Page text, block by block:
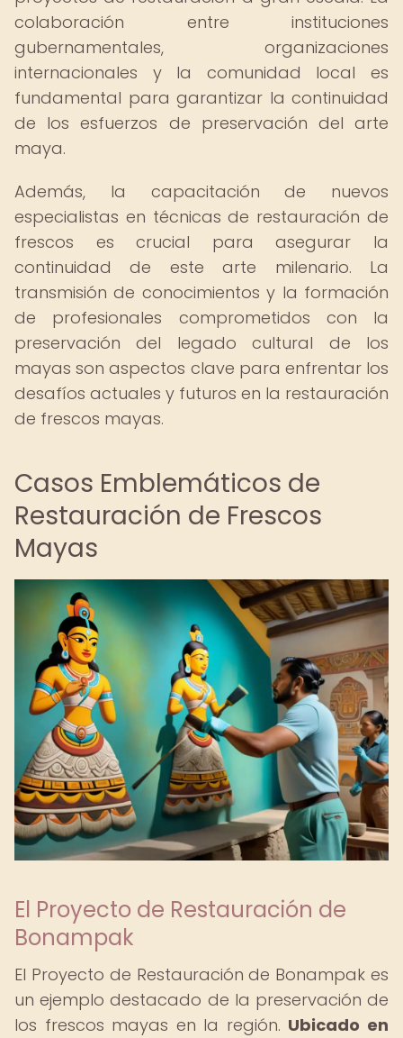
colaboración entre instituciones
gubernamentales, organizaciones
internacionales y la comunidad local es
fundamental para garantizar la continuidad
de los esfuerzos de preservación del arte
maya.
Además, la capacitación de nuevos
especialistas en técnicas de restauración de
frescos es crucial para asegurar la
continuidad de este arte milenario. La
transmisión de conocimientos y la formación
de profesionales comprometidos con la
preservación del legado cultural de los
mayas son aspectos clave para enfrentar los
desafíos actuales y futuros en la restauración
de frescos mayas.
Casos Emblemáticos de
Restauración de Frescos
Mayas
El Proyecto de Restauración de
Bonampak
El Proyecto de Restauración de Bonampak es
un ejemplo destacado de la preservación de
los frescos mayas en la región. Ubicado en